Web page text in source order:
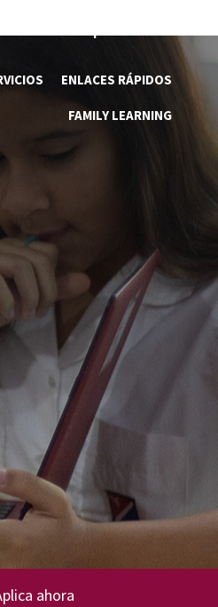
ENLACES RÁPIDOS
FAMILY LEARNING
ahora